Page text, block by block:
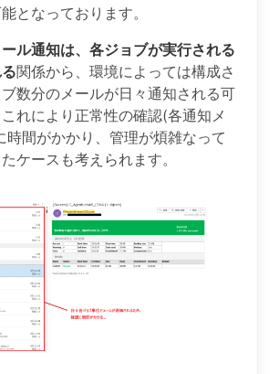
となっております。
ル通知は、各ジョブが実行される
関係から、環境によっては構成さ
数分のメールが日々通知される可
れにより正常性の確認(各通知メ
時間がかかり、管理が煩雑なって
ケースも考えられます。